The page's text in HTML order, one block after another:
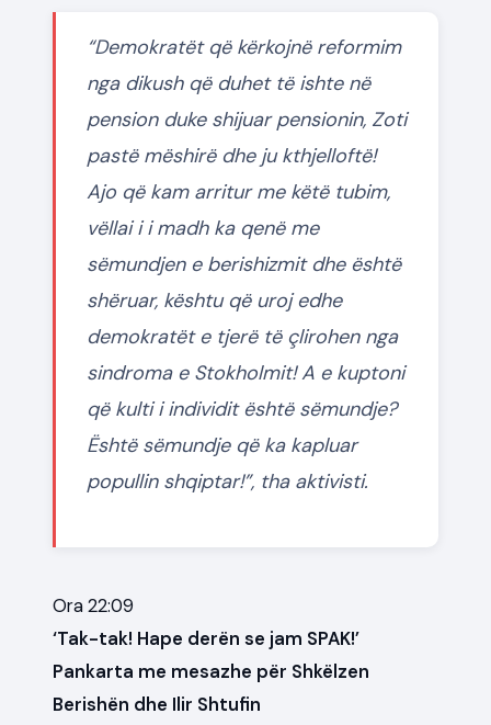
“Demokratët që kërkojnë reformim
nga dikush që duhet të ishte në
pension duke shijuar pensionin, Zoti
pastë mëshirë dhe ju kthjelloftë!
Ajo që kam arritur me këtë tubim,
vëllai i i madh ka qenë me
sëmundjen e berishizmit dhe është
shëruar, kështu që uroj edhe
demokratët e tjerë të çlirohen nga
sindroma e Stokholmit! A e kuptoni
që kulti i individit është sëmundje?
Është sëmundje që ka kapluar
popullin shqiptar!”, tha aktivisti.
Ora 22:09
‘Tak-tak! Hape derën se jam SPAK!’
Pankarta me mesazhe për Shkëlzen
Berishën dhe Ilir Shtufin